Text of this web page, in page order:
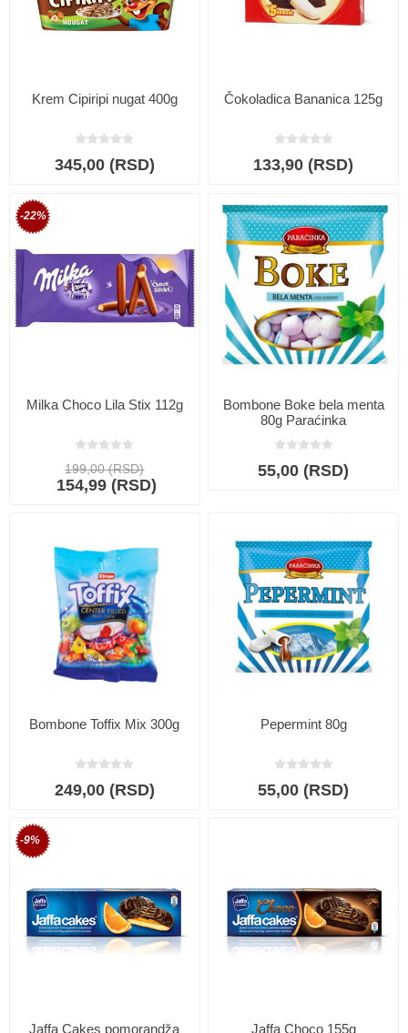
Krem Cipiripi nugat 400g
345,00 (RSD)
Čokoladica Bananica 125g
133,90 (RSD)
-22%
Milka Choco Lila Stix 112g
199,00 (RSD)
154,99 (RSD)
Bombone Boke bela menta
80g Paraćinka
55,00 (RSD)
Bombone Toffix Mix 300g
249,00 (RSD)
Pepermint 80g
55,00 (RSD)
-9%
Jaffa Cakes pomorandža Jaffa Choco 155g